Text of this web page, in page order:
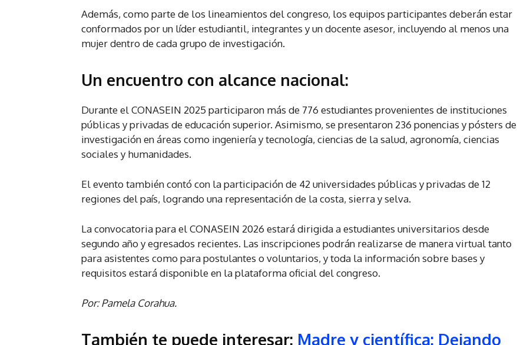
Además, como parte de los lineamientos del congreso, los equipos participantes deberán estar
conformados por un líder estudiantil, integrantes y un docente asesor, incluyendo al menos una
mujer dentro de cada grupo de investigación.
Un encuentro con alcance nacional:
Durante el CONASEIN 2025 participaron más de 776 estudiantes provenientes de instituciones
públicas y privadas de educación superior. Asimismo, se presentaron 236 ponencias y pósters de
investigación en áreas como ingeniería y tecnología, ciencias de la salud, agronomía, ciencias
sociales y humanidades.
El evento también contó con la participación de 42 universidades públicas y privadas de 12
regiones del país, logrando una representación de la costa, sierra y selva.
La convocatoria para el CONASEIN 2026 estará dirigida a estudiantes universitarios desde
segundo año y egresados recientes. Las inscripciones podrán realizarse de manera virtual tanto
para asistentes como para postulantes o voluntarios, y toda la información sobre bases y
requisitos estará disponible en la plataforma oficial del congreso.
Por: Pamela Corahua.
También te puede interesar: Madre y científica: Dejando